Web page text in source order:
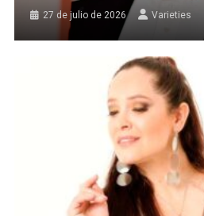
27 de julio de 2026 Varieties